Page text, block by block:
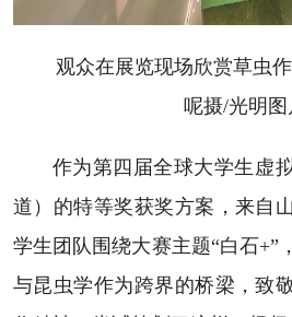
观众在展览现场欣赏草虫
呢摄/光明图
作为第四届全球大学生虚
道）的特等奖获奖方案，来自
学生团队围绕大赛主题“白石+”
与昆虫学作为跨界的桥梁，致